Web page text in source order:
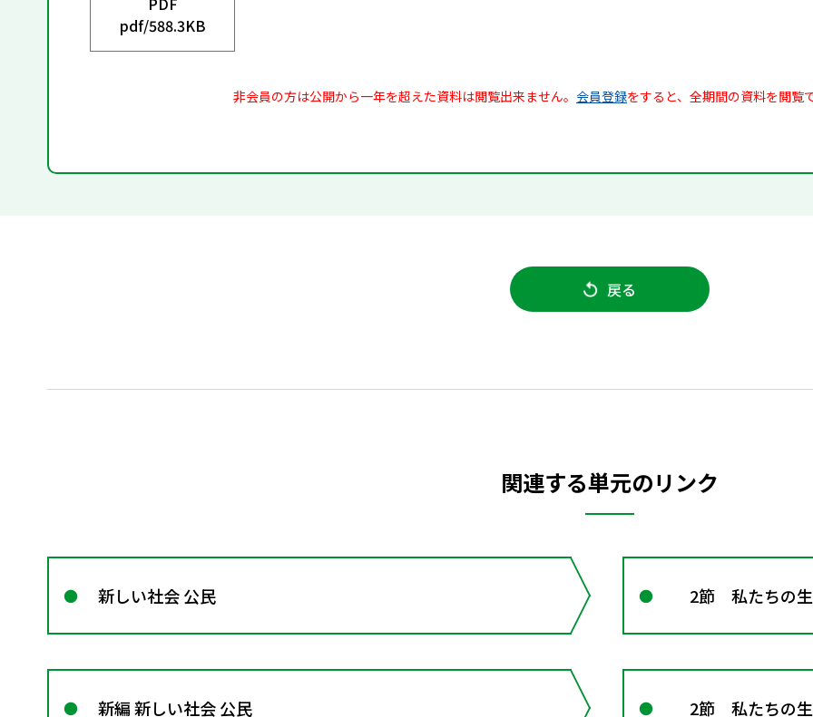
pdf/588.3KB
非会員の方は公開から一年を超えた資料は閲覧出来ません。 会員登録をすると、全期間の資料を閲覧
戻る
関連する単元のリンク
新しい社会 公民 2節 私たちの生
新編 新しい社会 公民 2節 私たちの生